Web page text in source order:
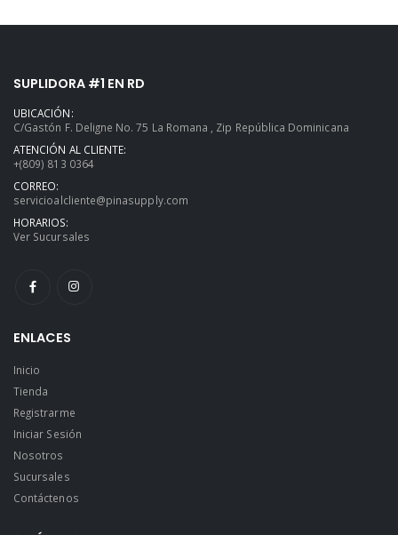
SUPLIDORA #1 EN RD
UBICACIÓN:
C/Gastón F. Deligne No. 75 La Romana , Zip República Dominicana
ATENCIÓN AL CLIENTE:
+(809) 813 0364
CORREO:
servicioalcliente@pinasupply.com
HORARIOS:
Ver Sucursales
ENLACES
Inicio
Tienda
Registrarme
Iniciar Sesión
Nosotros
Sucursales
Contáctenos